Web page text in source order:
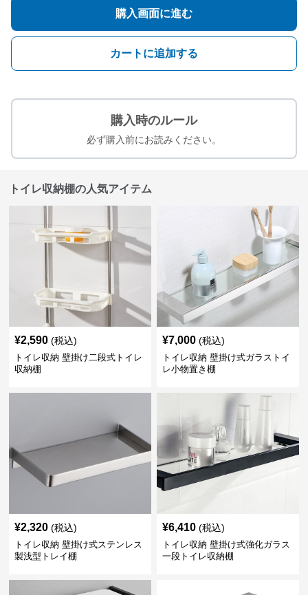
購入画面に進む
カートに追加する
購入時のルール
必ず購入前にお読みください。
トイレ収納棚の人気アイテム
¥2,590 (税込)
トイレ収納 壁掛け二段式トイレ
収納棚
¥7,000 (税込)
トイレ収納 壁掛け式ガラストイ
レ小物置き棚
¥2,320 (税込)
トイレ収納 壁掛け式ステンレス
製浅型トレイ棚
¥6,410 (税込)
トイレ収納 壁掛け式強化ガラス
一段トイレ収納棚